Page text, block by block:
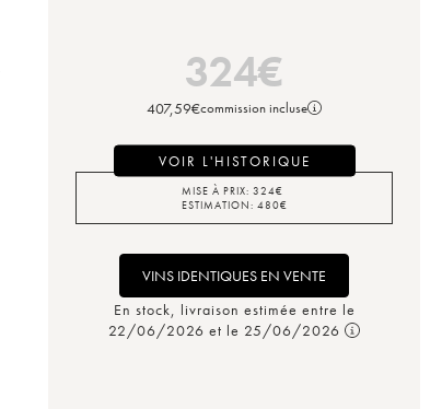
324€
407,59€commission incluse
VOIR L'HISTORIQUE
MISE À PRIX: 324€
ESTIMATION: 480€
VINS IDENTIQUES EN VENTE
En stock, livraison estimée entre le
22/06/2026 et le 25/06/2026